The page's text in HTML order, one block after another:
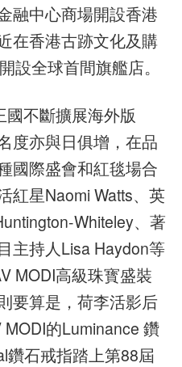
融中心商場開設香港
在香港古跡文化及購
設全球首間旗艦店。
國不斷擴展海外版
度亦與日俱增，在品
國際盛會和紅毯場合
紅星Naomi Watts、英
Whiteley、著
主持人Lisa Haydon等
MODI高級珠寳盛裝
要算是，荷李活影后
的Luminance 鑽
鑽石戒指踏上第88屆